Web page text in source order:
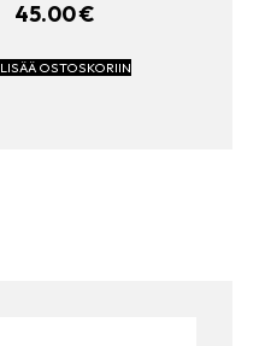
45.00€
LISÄÄ OSTOSKORIIN